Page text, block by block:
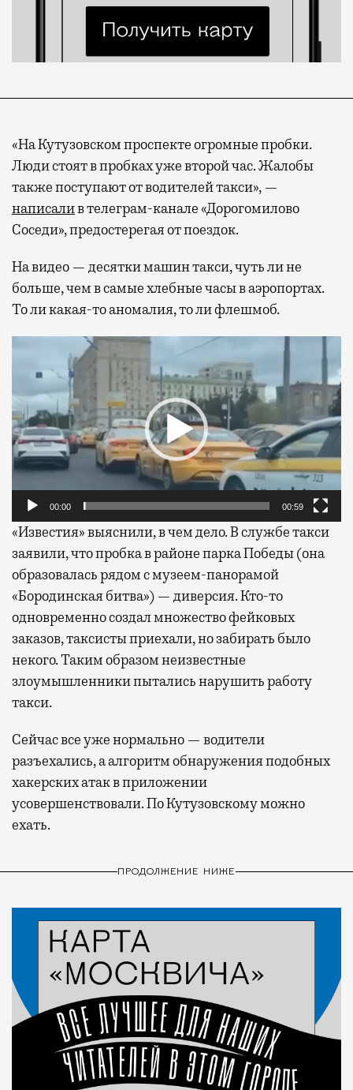
«На Кутузовском проспекте огромные пробки.
Люди стоят в пробках уже второй час. Жалобы
также поступают от водителей такси», —
написалив телеграм-канале «Дорогомилово
Соседи», предостерегая от поездок.
На видео — десятки машин такси, чуть ли не
больше, чем в самые хлебные часы в аэропортах.
То ли какая-то аномалия, то ли флешмоб.
Видеоплеер
00:00 00:59
«Известия» выяснили, в чем дело. В службе такси
заявили, что пробка в районе парка Победы (она
образовалась рядом с музеем-панорамой
«Бородинская битва») — диверсия. Кто-то
одновременно создал множество фейковых
заказов, таксисты приехали, но забирать было
некого. Таким образом неизвестные
злоумышленники пытались нарушить работу
такси.
Сейчас все уже нормально — водители
разъехались, а алгоритм обнаружения подобных
хакерских атак в приложении
усовершенствовали. По Кутузовскому можно
ехать.
ПРОДОЛЖЕНИЕ НИЖЕ